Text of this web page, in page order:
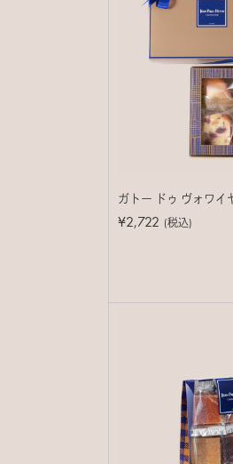
ガトー ドゥ ヴォワイ
¥2,722 (税込)